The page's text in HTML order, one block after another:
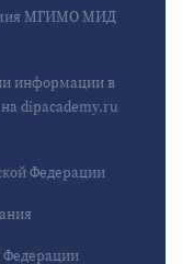
МГИМО МИД
информации в
dipacademy.ru
Федерации
Федерации